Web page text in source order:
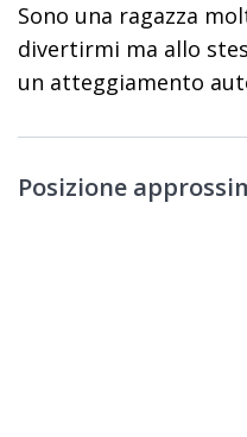
Sono una ragazza
divertirmi ma allo
un atteggiamento
Posizione